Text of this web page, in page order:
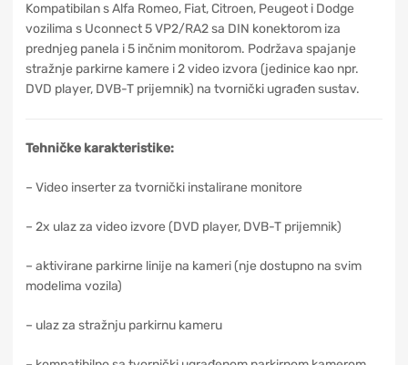
Kompatibilan s Alfa Romeo, Fiat, Citroen, Peugeot i Dodge
vozilima s Uconnect 5 VP2/RA2 sa DIN konektorom iza
prednjeg panela i 5 inčnim monitorom. Podržava spajanje
stražnje parkirne kamere i 2 video izvora (jedinice kao npr.
DVD player, DVB-T prijemnik) na tvornički ugrađen sustav.
Tehničke karakteristike:
– Video inserter za tvornički instalirane monitore
– 2x ulaz za video izvore (DVD player, DVB-T prijemnik)
– aktivirane parkirne linije na kameri (nje dostupno na svim
modelima vozila)
– ulaz za stražnju parkirnu kameru